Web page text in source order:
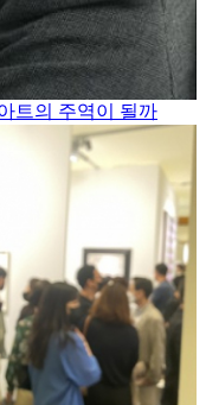
트의 주역이 될까